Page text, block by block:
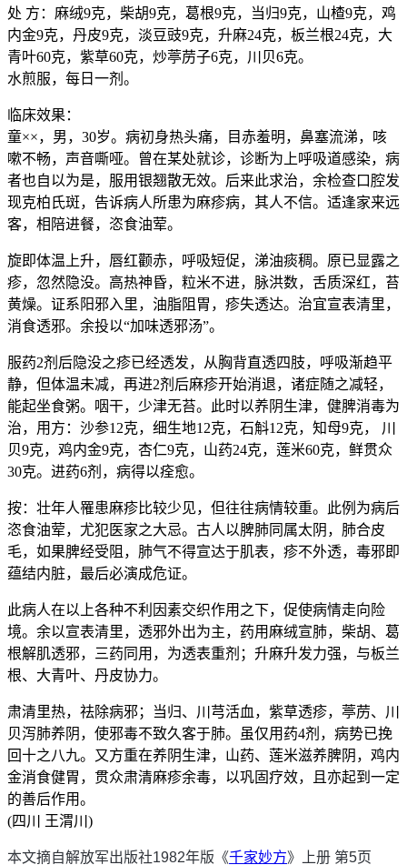
处 方：麻绒9克，柴胡9克，葛根9克，当归9克，山楂9克，鸡
内金9克，丹皮9克，淡豆豉9克，升麻24克，板兰根24克，大
青叶60克，紫草60克，炒葶苈子6克，川贝6克。
水煎服，每日一剂。
临床效果：
童××，男，30岁。病初身热头痛，目赤羞明，鼻塞流涕，咳
嗽不畅，声音嘶哑。曾在某处就诊，诊断为上呼吸道感染，病
者也自以为是，服用银翘散无效。后来此求治，余检查口腔发
现克柏氏斑，告诉病人所患为麻疹病，其人不信。适逢家来远
客，相陪进餐，恣食油荤。
旋即体温上升，唇红颧赤，呼吸短促，涕油痰稠。原已显露之
疹，忽然隐没。高热神昏，粒米不进，脉洪数，舌质深红，苔
黄燥。证系阳邪入里，油脂阻胃，疹失透达。治宜宣表清里，
消食透邪。余投以“加味透邪汤”。
服药2剂后隐没之疹已经透发，从胸背直透四肢，呼吸渐趋平
静，但体温未减，再进2剂后麻疹开始消退，诸症随之减轻，
能起坐食粥。咽干，少津无苔。此时以养阴生津，健脾消毒为
治，用方：沙参12克，细生地12克，石斛12克，知母9克， 川
贝9克，鸡内金9克，杏仁9克，山药24克，莲米60克，鲜贯众
30克。进药6剂，病得以痊愈。
按：壮年人罹患麻疹比较少见，但往往病情较重。此例为病后
恣食油荤，尤犯医家之大忌。古人以脾肺同属太阴，肺合皮
毛，如果脾经受阻，肺气不得宣达于肌表，疹不外透，毒邪即
蕴结内脏，最后必演成危证。
此病人在以上各种不利因素交织作用之下，促使病情走向险
境。余以宣表清里，透邪外出为主，药用麻绒宣肺，柴胡、葛
根解肌透邪，三药同用，为透表重剂；升麻升发力强，与板兰
根、大青叶、丹皮协力。
肃清里热，祛除病邪；当归、川芎活血，紫草透疹，葶苈、川
贝泻肺养阴，使邪毒不致久客于肺。虽仅用药4剂，病势已挽
回十之八九。又方重在养阴生津，山药、莲米滋养脾阴，鸡内
金消食健胃，贯众肃清麻疹余毒，以巩固疗效，且亦起到一定
的善后作用。
(四川 王渭川)
本文摘自解放军出版社1982年版《千家妙方》上册 第5页